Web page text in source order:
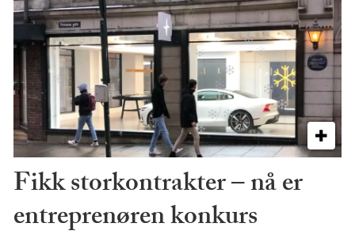
Fikk storkontrakter – nå er
entreprenøren konkurs